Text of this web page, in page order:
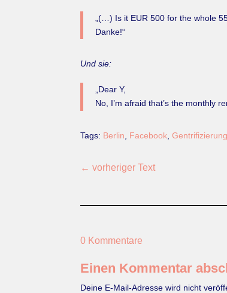
„(…) Is it EUR 500 for the whole
Danke!“
Und sie:
„Dear Y,
No, I’m afraid that’s the monthly
Tags: Berlin Facebook ,Gentrifizierung
←vorheriger Text
0 Kommentare
Einen Kommentar
Deine E-Mail-Adresse wird nicht